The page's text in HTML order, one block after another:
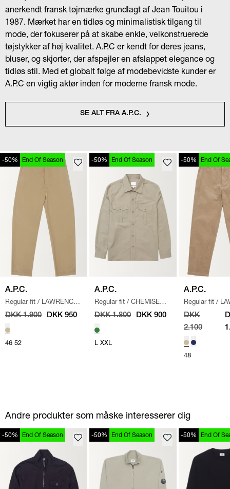
anerkendt fransk tøjmærke grundlagt af Jean Touitou i
1987. Mærket har en tidløs og minimalistisk tilgang til
mode, der fokuserer på at skabe enkle, velkonstruerede
tøjstykker af høj kvalitet. A.P.C er kendt for deres jeans,
bluser, og skjorter, der afspejler en afslappet elegance og
tidløs stil. Med et globalt følge af modebevidste kunder er
A.P.C en vigtig aktør inden for moderne fransk mode.
SE ALT FRA A.P.C.
-50% End Of Season
A.P.C.
Regular fit / LAWRENCE
CHINO BUKSER / BEIGE
DKK 1.900 DKK 950
46 52
-50% End Of Season
A.P.C.
Regular fit / CHEMISE
WARREN SKJORTE /
DKK 1.800 DKK 900
L XXL
-50% End Of
A.P.C.
Regular fit /
BUKSER
DKK
2.100
48
Andre produkter som måske interesserer dig
-50% End Of Season -50% End Of Season -50% End Of